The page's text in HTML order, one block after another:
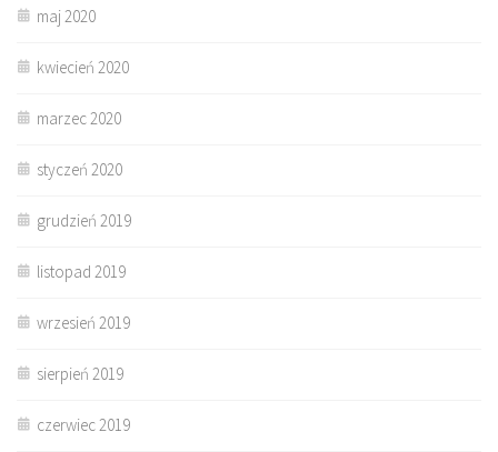
maj 2020
kwiecień 2020
marzec 2020
styczeń 2020
grudzień 2019
listopad 2019
wrzesień 2019
sierpień 2019
czerwiec 2019